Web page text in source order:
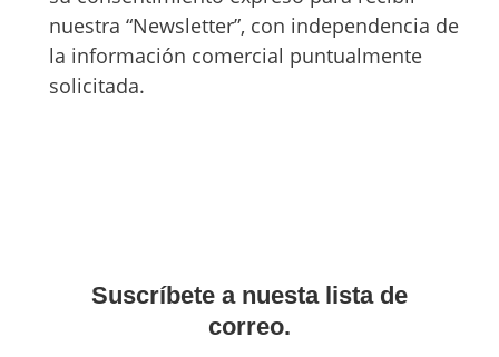
nuestra “Newsletter”, con independencia de
la información comercial puntualmente
solicitada.
Suscríbete a nuesta lista de
correo.